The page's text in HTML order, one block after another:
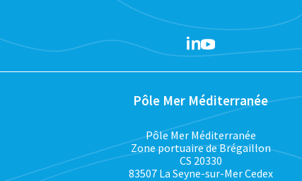
Pôle Mer Méditerranée
Pôle Mer Méditerranée
Zone portuaire de Brégaillon
CS 20330
83507 La Seyne-sur-Mer Cedex